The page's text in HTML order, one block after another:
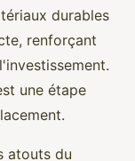
durables
renforçant
une étape
atouts du